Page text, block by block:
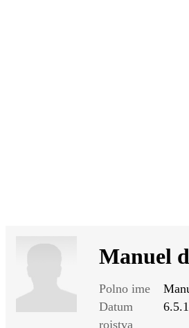
Manuel
Polno ime
Datum
rojstva